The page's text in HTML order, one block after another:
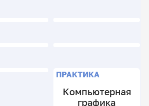
ПРАКТИКА
Компьютерная
графика